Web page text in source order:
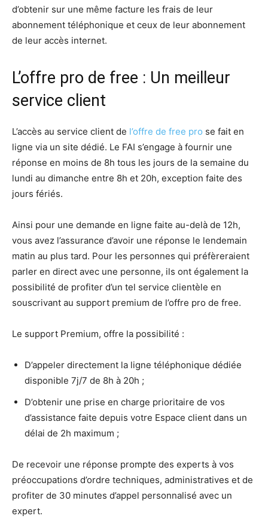
d’obtenir sur une même facture les frais de leur
abonnement téléphonique et ceux de leur abonnement
de leur accès internet.
L’offre pro de free : Un meilleur
service client
L’accès au service client de l’offre de free pro se fait en
ligne via un site dédié. Le FAI s’engage à fournir une
réponse en moins de 8h tous les jours de la semaine du
lundi au dimanche entre 8h et 20h, exception faite des
jours fériés.
Ainsi pour une demande en ligne faite au-delà de 12h,
vous avez l’assurance d’avoir une réponse le lendemain
matin au plus tard. Pour les personnes qui préfèreraient
parler en direct avec une personne, ils ont également la
possibilité de profiter d’un tel service clientèle en
souscrivant au support premium de l’offre pro de free.
Le support Premium, offre la possibilité :
D’appeler directement la ligne téléphonique dédiée
disponible 7j/7 de 8h à 20h ;
D’obtenir une prise en charge prioritaire de vos
d’assistance faite depuis votre Espace client dans un
délai de 2h maximum ;
De recevoir une réponse prompte des experts à vos
préoccupations d’ordre techniques, administratives et de
profiter de 30 minutes d’appel personnalisé avec un
expert.